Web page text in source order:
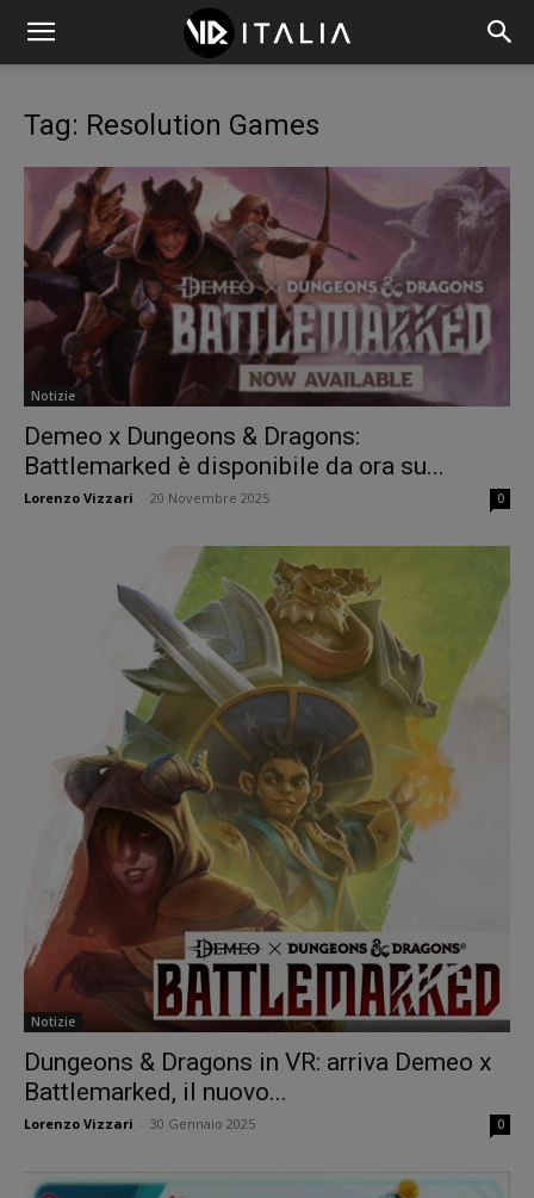
Tag: Resolution Games
Notizie
Demeo x Dungeons & Dragons:
Battlemarked è disponibile da ora su...
Lorenzo Vizzari 20 Novembre 2025 0
Notizie
Dungeons & Dragons in VR: arriva Demeo x
Battlemarked, il nuovo...
Lorenzo Vizzari 30 Gennaio 2025 0